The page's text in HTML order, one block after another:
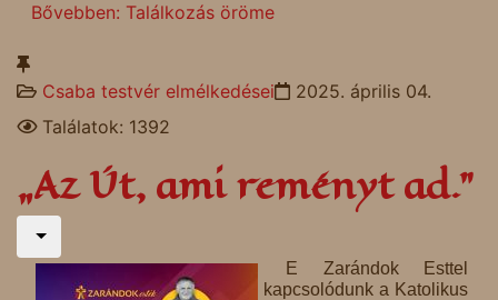
Bővebben: Találkozás öröme
Csaba testvér elmélkedései
2025. április 04.
Találatok: 1392
„Az Út, ami reményt ad.”
E Zarándok Esttel
kapcsolódunk a Katolikus